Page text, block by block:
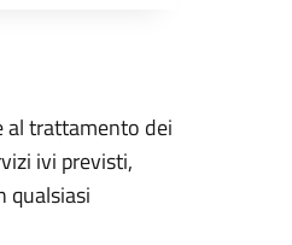
al trattamento dei
ivi previsti,
qualsiasi